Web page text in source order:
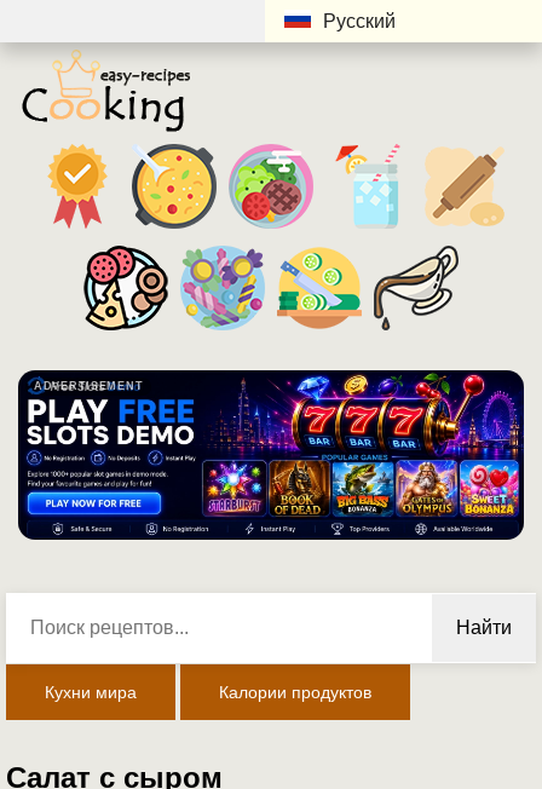
Русский
ADVERTISEMENT
Найти
Кухни мира Калории продуктов
Салат с сыром